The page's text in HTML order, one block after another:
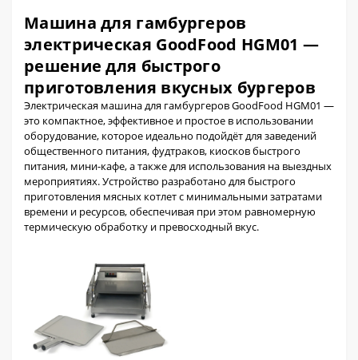
Машина для гамбургеров
электрическая GoodFood HGM01 —
решение для быстрого
приготовления вкусных бургеров
Электрическая машина для гамбургеров GoodFood HGM01 —
это компактное, эффективное и простое в использовании
оборудование, которое идеально подойдёт для заведений
общественного питания, фудтраков, киосков быстрого
питания, мини-кафе, а также для использования на выездных
мероприятиях. Устройство разработано для быстрого
приготовления мясных котлет с минимальными затратами
времени и ресурсов, обеспечивая при этом равномерную
термическую обработку и превосходный вкус.